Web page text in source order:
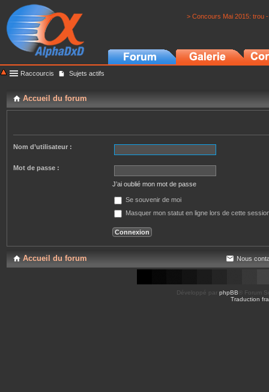
> Concours Mai 2015: trou
Raccourcis Sujets actifs
Accueil du forum
Nom d’utilisateur :
Mot de passe :
J’ai oublié mon mot de passe
Se souvenir de moi
Masquer mon statut en ligne lors de cette
Accueil du forum Nous
Développé par phpBB ® Forum
Traduction